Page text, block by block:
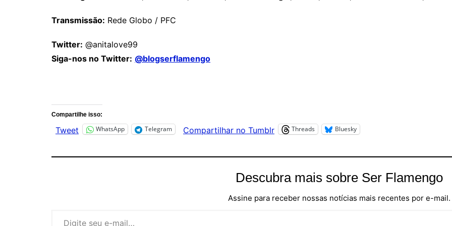
Transmissão: Rede Globo / PFC
Twitter: @anitalove99
Siga-nos no Twitter: @blogserflamengo
Compartilhe isso:
Tweet WhatsApp Telegram Compartilhar no Tumblr Threads Bluesky
Descubra mais sobre Ser Flamengo
Assine para receber nossas notícias mais recentes por e-mail.